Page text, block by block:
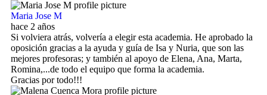
Maria Jose M
hace 2 años
Si volviera atrás, volvería a elegir esta academia. He aprobado la
oposición gracias a la ayuda y guía de Isa y Nuria, que son las
mejores profesoras; y también al apoyo de Elena, Ana, Marta,
Romina,...de todo el equipo que forma la academia.
Gracias por todo!!!